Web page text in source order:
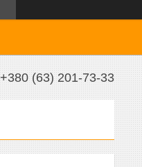
+380 (63) 201-73-33